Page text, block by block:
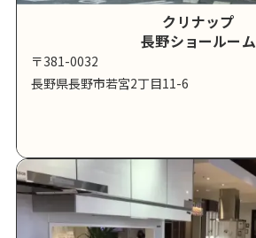
クリナップ
長野ショールーム
〒381-0032
長野県長野市若宮2丁目11-6